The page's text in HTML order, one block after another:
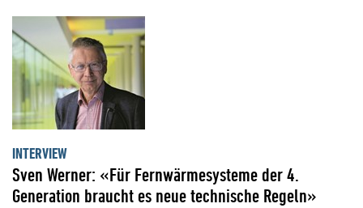
INTERVIEW
Sven Werner: «Für Fernwärmesysteme der 4.
Generation braucht es neue technische Regeln»